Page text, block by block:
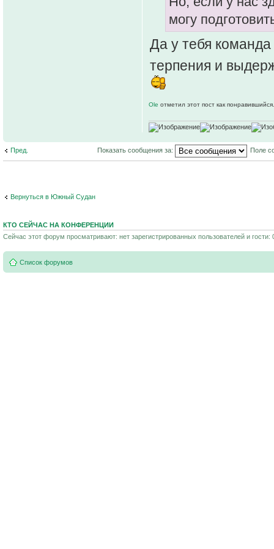
могу
Да у тебя
терпения и
Ole отметил этот пост как понравившийся.
Пред. Показать сообщения за: Поле
Вернуться в Южный Судан
КТО СЕЙЧАС НА КОНФЕРЕНЦИИ
Сейчас этот форум просматривают: нет зарегистрированных пользователей и гости:
Список форумов